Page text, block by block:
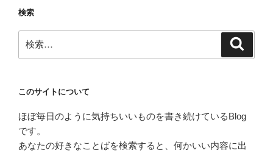
ン
検索
索:
このサイトについて
ほぼ毎日のように気持ちいいものを書き続けているBlog
です。
あなたの好きなことばを検索すると、何かいい内容に出